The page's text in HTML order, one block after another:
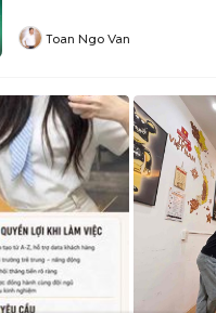
Toan Ngo Van